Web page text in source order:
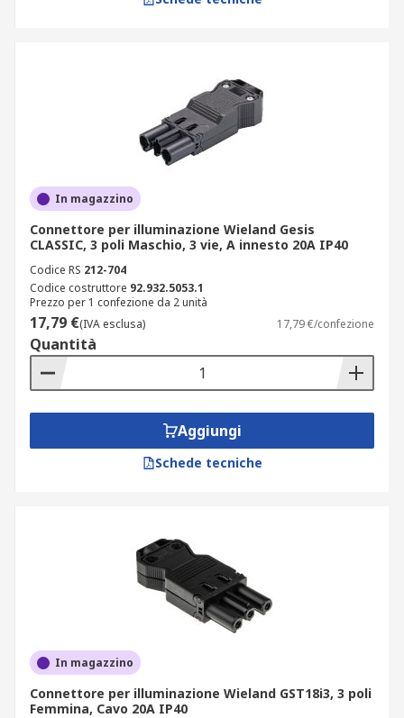
In magazzino
Connettore per illuminazione Wieland Gesis
CLASSIC, 3 poli Maschio, 3 vie, A innesto 20A IP40
Codice RS 212-704
Codice costruttore 92.932.5053.1
Prezzo per 1 confezione da 2 unità
17,79 €(IVA esclusa) 17,79 €/confezione
Quantità
Aggiungi
Schede tecniche
In magazzino
Connettore per illuminazione Wieland GST18i3, 3 poli
Femmina, Cavo 20A IP40